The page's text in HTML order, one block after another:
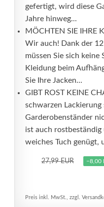
gefertigt, wird diese
Jahre hinweg...
MÖCHTEN SIE IHRE
Wir auch! Dank der
müssen Sie sich keine
Kleidung beim
Sie Ihre Jacken...
GIBT ROST KEINE
schwarzen Lackierung
Garderobenständer
ist auch
weiches Tuch genügt,
27,99 EUR −8,00
Preis inkl. MwSt., zzgl.